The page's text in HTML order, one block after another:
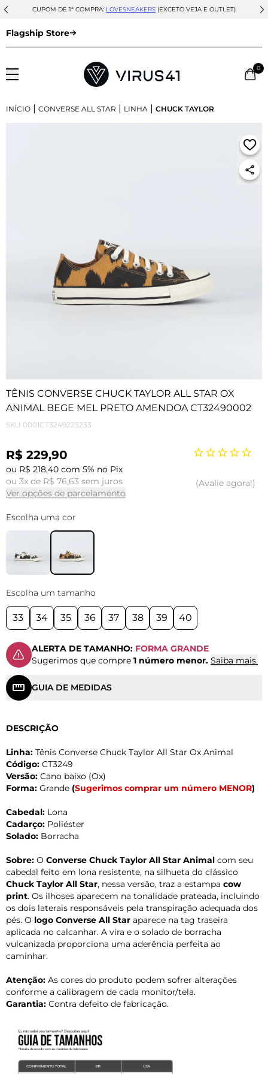
CUPOM DE 1ª COMPRA: LOVESNEAKERS (EXCETO VEJA E OUTLET)
Flagship Store
0
INÍCIO | CONVERSE ALL STAR | LINHA | CHUCK TAYLOR
TÊNIS CONVERSE CHUCK TAYLOR ALL STAR OX
ANIMAL BEGE MEL PRETO AMENDOA CT32490002
SKU 0001CT3249223233
R$ 229,90
ou R$ 218,40 com 5% no Pix
ou 3x de R$ 76,63 sem juros
Ver opções de parcelamento
Avalie agora!
Escolha uma cor
Escolha um tamanho
33 34 35 36 37 38 39 40
ALERTA DE TAMANHO: FORMA GRANDE
Sugerimos que compre 1 número menor. Saiba mais.
GUIA DE MEDIDAS
DESCRIÇÃO
Linha: Tênis Converse Chuck Taylor All Star Ox Animal
Código: CT3249
Versão: Cano baixo (Ox)
Forma: Grande (Sugerimos comprar um número MENOR)
Cabedal: Lona
Cadarço: Poliéster
Solado: Borracha
Sobre: O Converse Chuck Taylor All Star Animal com seu
cabedal feito em lona resistente, na silhueta do clássico
Chuck Taylor All Star, nessa versão, traz a estampa cow
print. Os ilhoses aparecem na tonalidade prateada, incluindo
os dois laterais responsáveis pela transpiração adequada dos
pés. O logo Converse All Star aparece na tag traseira
aplicada no calcanhar. A vira e o solado de borracha
vulcanizada proporciona uma aderência perfeita ao
caminhar.
Atenção: As cores do produto podem sofrer alterações
conforme a calibragem de cada monitor/tela.
Garantia: Contra defeito de fabricação.